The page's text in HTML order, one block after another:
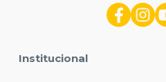
Institucional